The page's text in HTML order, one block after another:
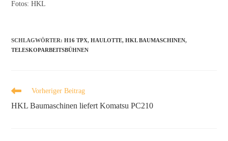
Fotos: HKL
SCHLAGWÖRTER:H16 TPX, HAULOTTE, HKL BAUMASCHINEN,
TELESKOPARBEITSBÜHNEN
Vorheriger Beitrag
HKL Baumaschinen liefert Komatsu PC210